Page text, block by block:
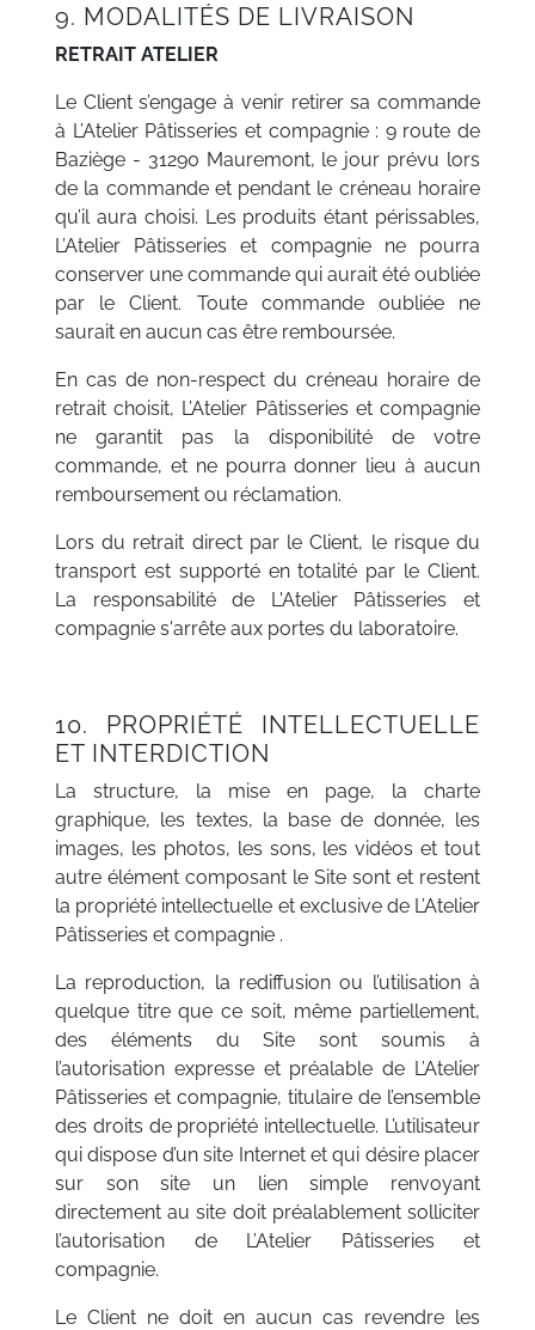
9. MODALITÉS DE LIVRAISON
RETRAIT ATELIER
Le Client s’engage à venir retirer sa commande
à L’Atelier Pâtisseries et compagnie : 9 route de
Baziège - 31290 Mauremont, le jour prévu lors
de la commande et pendant le créneau horaire
qu’il aura choisi. Les produits étant périssables,
L’Atelier Pâtisseries et compagnie ne pourra
conserver une commande qui aurait été oubliée
par le Client. Toute commande oubliée ne
saurait en aucun cas être remboursée.
En cas de non-respect du créneau horaire de
retrait choisit, L’Atelier Pâtisseries et compagnie
ne garantit pas la disponibilité de votre
commande, et ne pourra donner lieu à aucun
remboursement ou réclamation.
Lors du retrait direct par le Client, le risque du
transport est supporté en totalité par le Client.
La responsabilité de L'Atelier Pâtisseries et
compagnie s'arrête aux portes du laboratoire.
10. PROPRIÉTÉ INTELLECTUELLE
ET INTERDICTION
La structure, la mise en page, la charte
graphique, les textes, la base de donnée, les
images, les photos, les sons, les vidéos et tout
autre élément composant le Site sont et restent
la propriété intellectuelle et exclusive de L’Atelier
Pâtisseries et compagnie .
La reproduction, la rediffusion ou l’utilisation à
quelque titre que ce soit, même partiellement,
des éléments du Site sont soumis à
l’autorisation expresse et préalable de L’Atelier
Pâtisseries et compagnie, titulaire de l’ensemble
des droits de propriété intellectuelle. L’utilisateur
qui dispose d’un site Internet et qui désire placer
sur son site un lien simple renvoyant
directement au site doit préalablement solliciter
l’autorisation de L’Atelier Pâtisseries et
compagnie.
Le Client ne doit en aucun cas revendre les